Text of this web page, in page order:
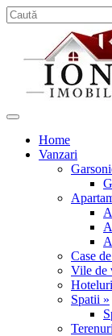
Home
Vanzari
Case
Vile de
Spatii »